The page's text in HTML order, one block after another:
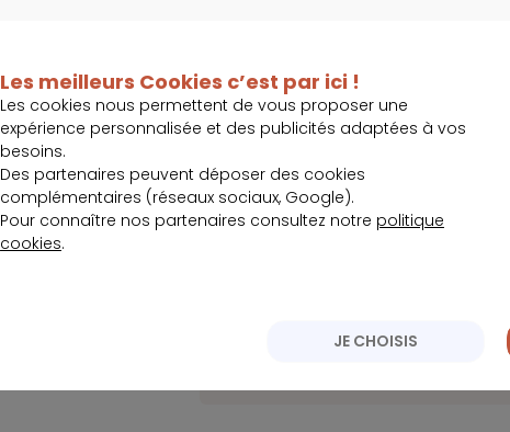
Une proposition rejetée
Dans le cadre du PLF 2026, le
déclenchement du malus
à 103 g/km en 2027, et enfin à
de la chambre basse du
Les meilleurs Cookies c’est par ici !
Les cookies nous permettent de vous proposer une
expérience personnalisée et des publicités adaptées à vos
besoins.
Des partenaires peuvent déposer des cookies
complémentaires (réseaux sociaux, Google).
Pour connaître nos partenaires consultez notre politique
cookies.
JE CHOISIS